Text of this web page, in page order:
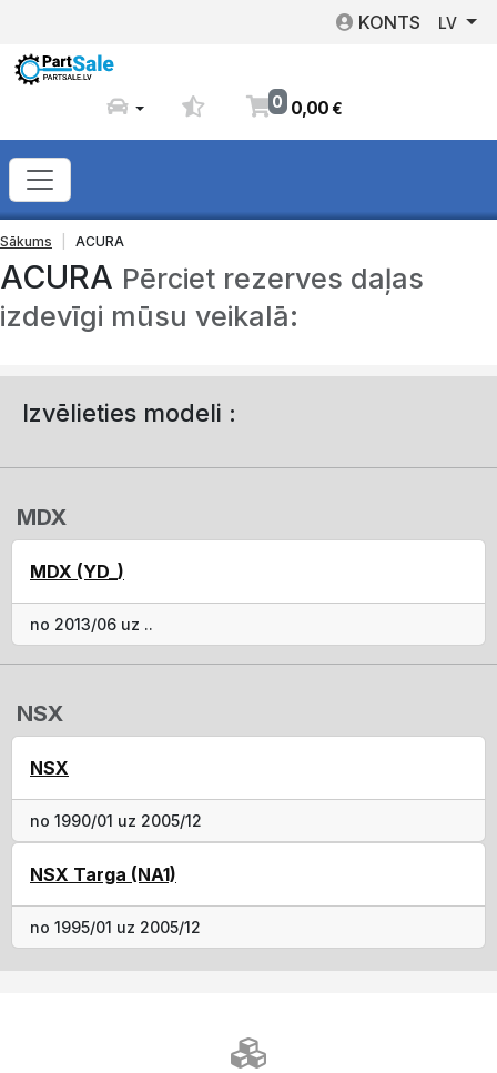
KONTS LV
0 0,00€
Sākums ACURA
ACURA Pērciet rezerves daļas
izdevīgi mūsu veikalā:
Izvēlieties modeli :
MDX
MDX (YD_)
no 2013/06 uz ..
NSX
NSX
no 1990/01 uz 2005/12
NSX Targa (NA1)
no 1995/01 uz 2005/12